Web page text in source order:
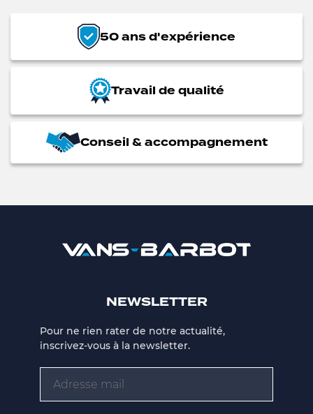
50 ans d'expérience
Travail de qualité
Conseil & accompagnement
NEWSLETTER
Pour ne rien rater de notre actualité,
inscrivez-vous à la newsletter.